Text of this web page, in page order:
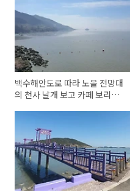
백수해안도로 따라 노을 전망대
의 천사 날개 보고 카페 보리에